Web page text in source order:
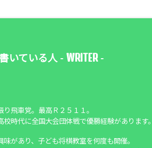
いている人 - WRITER-
り飛車党。最高Ｒ２５１１。
校時代に全国大会団体戦で優勝経験があります。
味があり、子ども将棋教室を何度も開催。